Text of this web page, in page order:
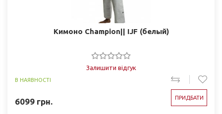
Кимоно Champion|| IJF (белый)
Залишити відгук
В НАЯВНОСТІ
6099 грн. ПРИДБАТИ